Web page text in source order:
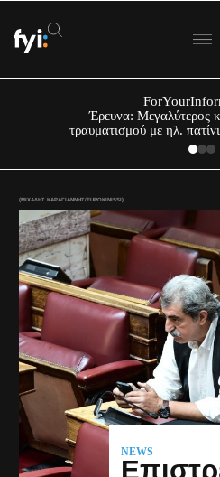
Έρευνα: Μεγαλύτερος
τραυματισμού με ηλ.
(ΜΙΧΑΛΗΣ ΚΑΡΑΓΙΑΝΝΗΣ/EUROKINISSI)
NEWS